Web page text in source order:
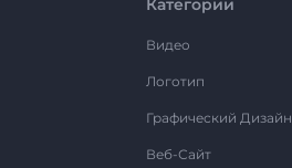
Категории
Видео
Логотип
Графический Дизайн
Веб-Сайт